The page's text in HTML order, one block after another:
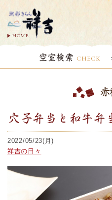
HOME
空室検索 CHECK
赤
穴子弁当と和牛弁
2022/05/23(月)
祥吉の日々